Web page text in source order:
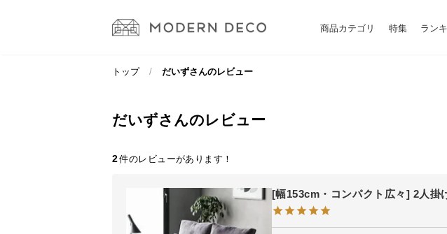
商品カテゴリ 特集 ラン
トップ だいずさんのレビュー
だいずさんのレビュー
2
[幅153cm・コンパクト広々] 2人掛